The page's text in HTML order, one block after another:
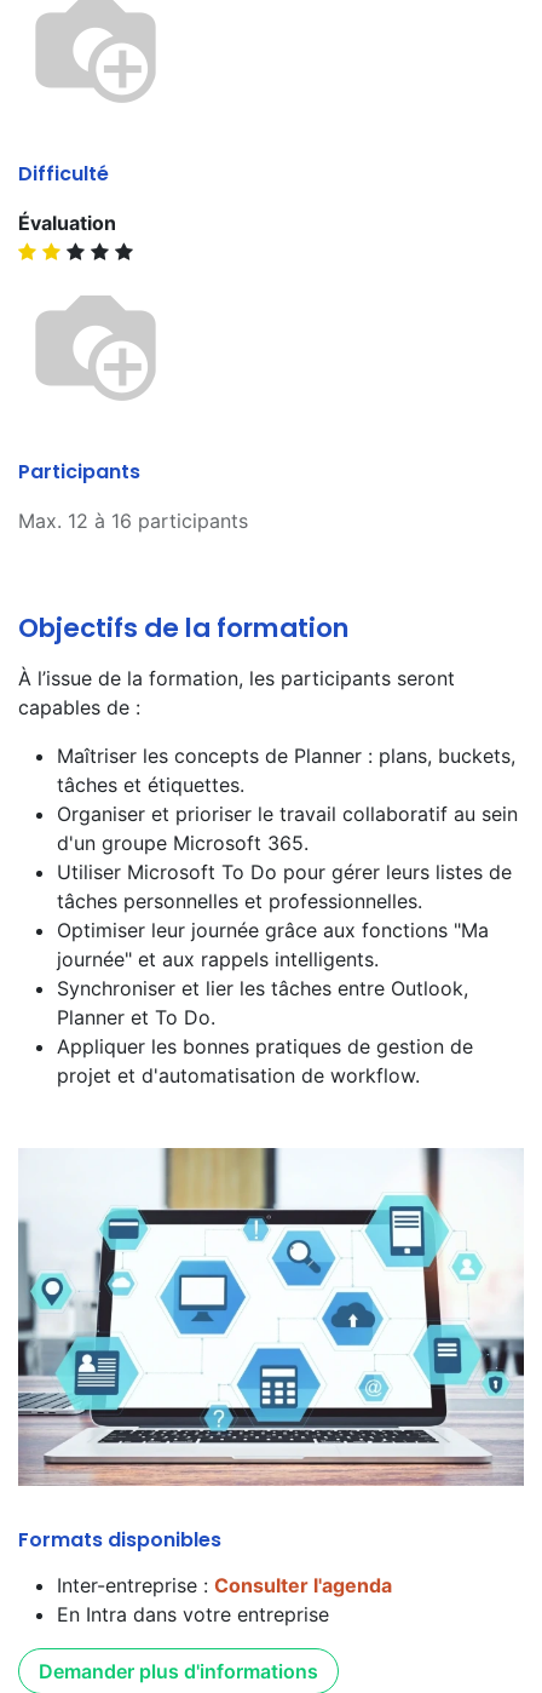
Difficulté
Évaluation
Participants
Max. 12 à 16 participants
Objectifs de la formation
À l’issue de la formation, les participants seront
capables de :
Maîtriser les concepts de Planner : plans, buckets,
tâches et étiquettes.
Organiser et prioriser le travail collaboratif au sein
d'un groupe Microsoft 365.
Utiliser Microsoft To Do pour gérer leurs listes de
tâches personnelles et professionnelles.
Optimiser leur journée grâce aux fonctions "Ma
journée" et aux rappels intelligents.
Synchroniser et lier les tâches entre Outlook,
Planner et To Do.
Appliquer les bonnes pratiques de gestion de
projet et d'automatisation de workflow.
Formats disponibles
Inter-entreprise : Consulter l'agenda
En Intra dans votre entreprise
Demander plus d'informations